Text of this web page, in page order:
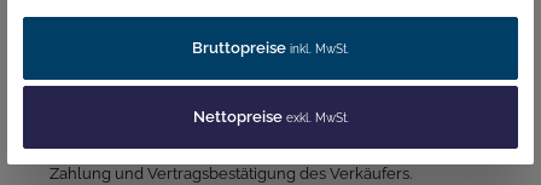
PayPal ist ein Online-Bezahlsystem mit dem man online
PayPal-Konto und hinterlegt dort beispielsweise seine
Bankdaten. Bei einer Online-Bezahlung per PayPal zieht
Bankkonto des Kunden ab und überweist ihn zum Verkäufer.
Die Lieferung an den Kunden erfolgt nach erfolgreicher
Zahlung und Vertragsbestätigung des Verkäufers.
Bruttopreise inkl. MwSt.
Nettopreise exkl. MwSt.